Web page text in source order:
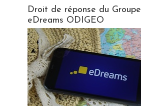
Droit de réponse du Groupe
eDreams ODIGEO